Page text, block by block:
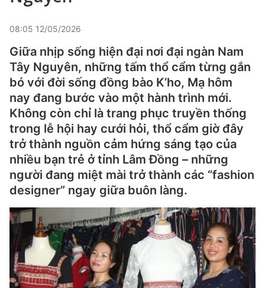
08:05 12/05/2026
Giữa nhịp sống hiện đại nơi đại ngàn Nam
Tây Nguyên, những tấm thổ cẩm từng gắn
bó với đời sống đồng bào K’ho, Mạ hôm
nay đang bước vào một hành trình mới.
Không còn chỉ là trang phục truyền thống
trong lễ hội hay cưới hỏi, thổ cẩm giờ đây
trở thành nguồn cảm hứng sáng tạo của
nhiều bạn trẻ ở tỉnh Lâm Đồng – những
người đang miệt mài trở thành các “fashion
designer” ngay giữa buôn làng.